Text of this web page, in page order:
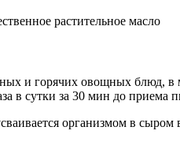
растительное масло
и горячих овощных блюд, в
в сутки за 30 мин до приема
организмом в сыром